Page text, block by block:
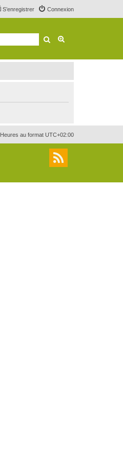
Connexion
S’enregistrer
Rechercher
Heures au format UTC+02:00